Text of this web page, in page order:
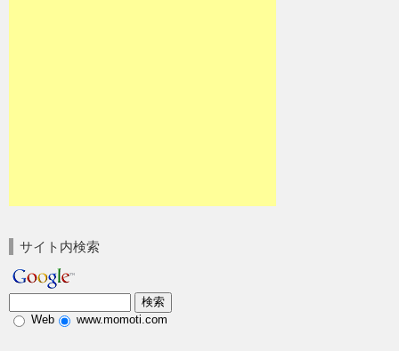
サイト内検索
Web www.momoti.com